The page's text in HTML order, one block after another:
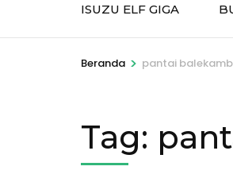
ISUZU ELF GIGA
Beranda > pantai
Tag: